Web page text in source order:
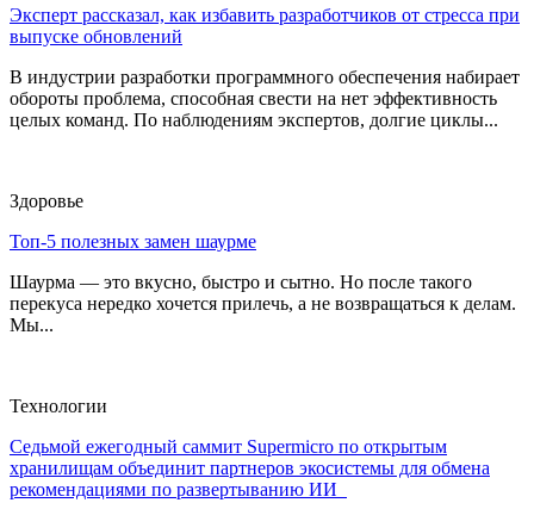
Эксперт рассказал, как избавить разработчиков от стресса при
выпуске обновлений
В индустрии разработки программного обеспечения набирает
обороты проблема, способная свести на нет эффективность
целых команд. По наблюдениям экспертов, долгие циклы...
Здоровье
Топ-5 полезных замен шаурме
Шаурма — это вкусно, быстро и сытно. Но после такого
перекуса нередко хочется прилечь, а не возвращаться к делам.
Мы...
Технологии
Седьмой ежегодный саммит Supermicro по открытым
хранилищам объединит партнеров экосистемы для обмена
рекомендациями по развертыванию ИИ